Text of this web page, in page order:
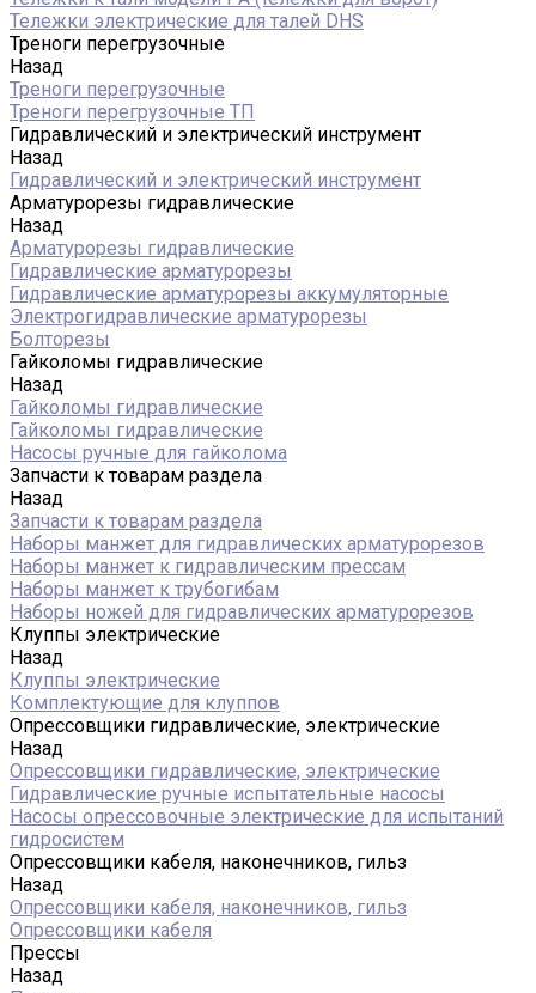
Тележки электрические для талей DHS
Треноги перегрузочные
Назад
Треноги перегрузочные
Треноги перегрузочные ТП
Гидравлический и электрический инструмент
Назад
Гидравлический и электрический инструмент
Арматурорезы гидравлические
Назад
Арматурорезы гидравлические
Гидравлические арматурорезы
Гидравлические арматурорезы аккумуляторные
Электрогидравлические арматурорезы
Болторезы
Гайколомы гидравлические
Назад
Гайколомы гидравлические
Гайколомы гидравлические
Насосы ручные для гайколома
Запчасти к товарам раздела
Назад
Запчасти к товарам раздела
Наборы манжет для гидравлических арматурорезов
Наборы манжет к гидравлическим прессам
Наборы манжет к трубогибам
Наборы ножей для гидравлических арматурорезов
Клуппы электрические
Назад
Клуппы электрические
Комплектующие для клуппов
Опрессовщики гидравлические, электрические
Назад
Опрессовщики гидравлические, электрические
Гидравлические ручные испытательные насосы
Насосы опрессовочные электрические для испытаний
гидросистем
Опрессовщики кабеля, наконечников, гильз
Назад
Опрессовщики кабеля, наконечников, гильз
Опрессовщики кабеля
Прессы
Назад